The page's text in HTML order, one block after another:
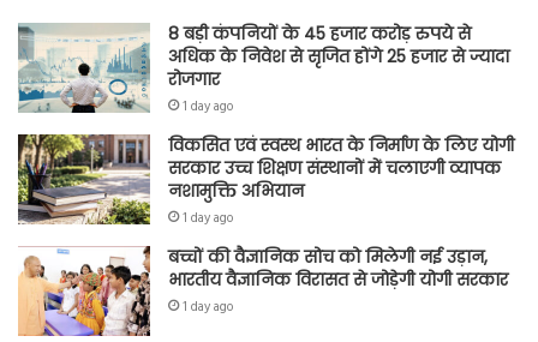
8 बड़ी कंपनियों के 45 हजार करोड़ रुपये से
अधिक के निवेश से सृजित होंगे 25 हजार से ज्यादा
रोजगार
1 day ago
विकसित एवं स्वस्थ भारत के निर्माण के लिए योगी
सरकार उच्च शिक्षण संस्थानों में चलाएगी व्यापक
नशामुक्ति अभियान
1 day ago
बच्चों की वैज्ञानिक सोच को मिलेगी नई उड़ान,
भारतीय वैज्ञानिक विरासत से जोड़ेगी योगी सरकार
1 day ago